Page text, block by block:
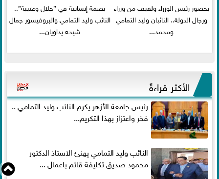
بحضور رئيس الوزراء ولفيف من وزراء
ورجال الدولة.. النائبان وليد التمامي
ومحمد...
بصمة إنسانية في ”جلال وعتيبة”..
النائب وليد التمامي والبروفيسور جمال
شيحة يداويان...
الأكثر قراءةً
رئيس جامعة الأزهر يكرم النائب وليد التمامي ..
فخر واعتزاز بهذا التكريم...
النائب وليد التمامي يهنئ الاستاذ الدكتور
محمود صديق تكليفة قائم باعمال ...